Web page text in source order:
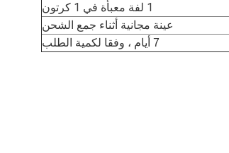
1 لفة معبأة في 1 كرتون
عينة مجانية أثناء جمع الشحن
7 أيام ، وفقا لكمية الطلب